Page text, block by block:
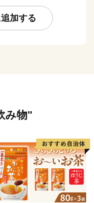
葉に将来を見据えた
のあたたかな応援を
加する
み物"